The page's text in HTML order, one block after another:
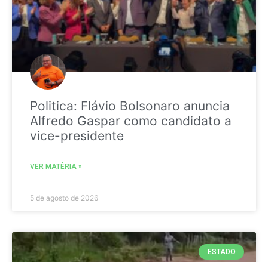
Politica: Flávio Bolsonaro anuncia
Alfredo Gaspar como candidato a
vice-presidente
VER MATÉRIA »
5 de agosto de 2026
ESTADO